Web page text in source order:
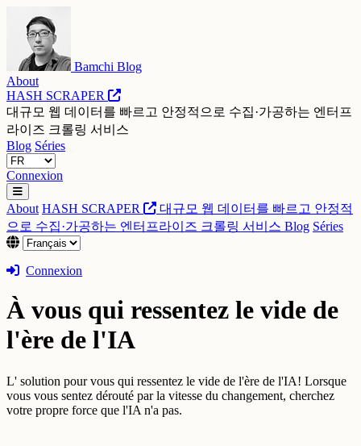
Bamchi Blog
About
HASH SCRAPER
대규모 웹 데이터를 빠르고 안정적으로 수집·가공하는 엔터프
라이즈 크롤링 서비스
Blog Séries
Connexion
About HASH SCRAPER
대규모 웹 데이터를 빠르고 안정적
으로 수집·가공하는 엔터프라이즈 크롤링 서비스 Blog Séries
Connexion
À vous qui ressentez le vide de
l'ère de l'IA
L' solution pour vous qui ressentez le vide de l'ère de l'IA! Lorsque
vous vous sentez dérouté par la vitesse du changement, cherchez
votre propre force que l'IA n'a pas.